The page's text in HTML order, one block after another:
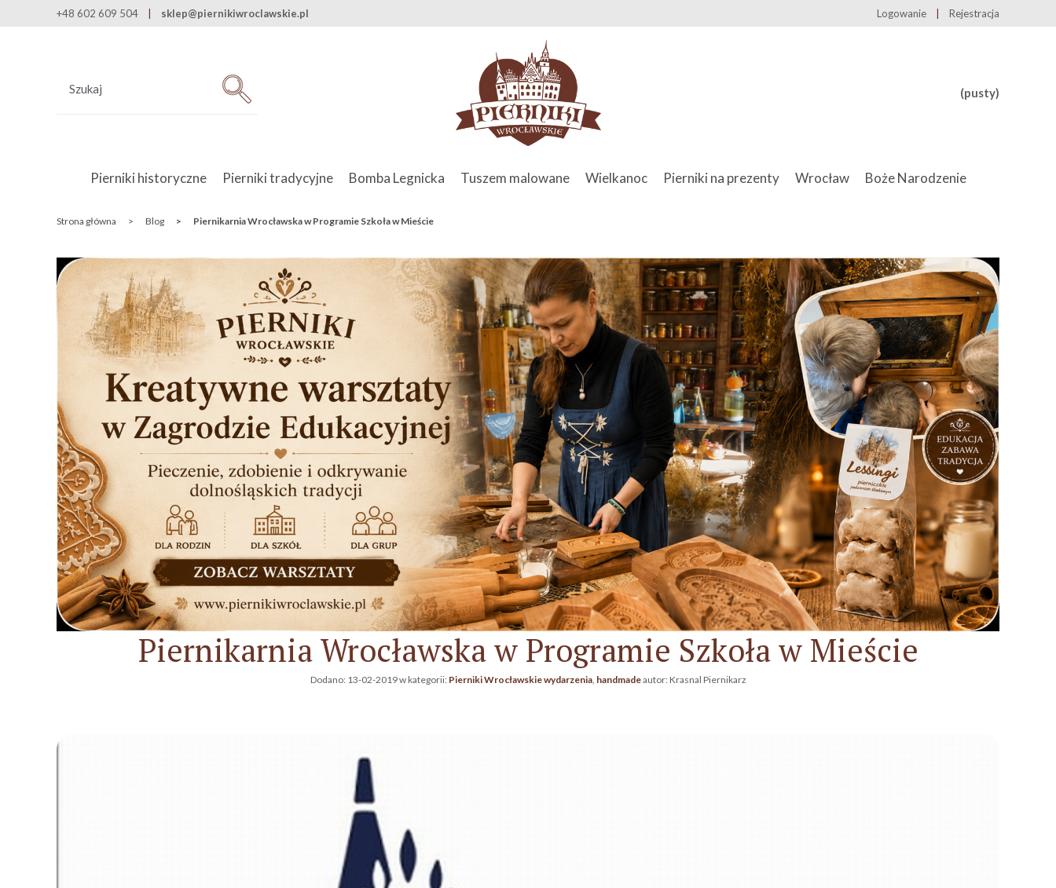
+48 602 609 504 sklep@piernikiwroclawskie.pl Logowanie Rejestracja
(pusty)
Pierniki historyczne Pierniki tradycyjne Bomba Legnicka Tuszem malowane Wielkanoc Pierniki na prezenty Wrocław Boże Narodzenie
Strona główna > Blog > Piernikarnia Wrocławska w Programie Szkoła w Mieście
Piernikarnia Wrocławska w Programie Szkoła w Mieście
Dodano: 13-02-2019w kategorii: Pierniki Wrocławskie wydarzenia, handmadeautor: Krasnal Piernikarz